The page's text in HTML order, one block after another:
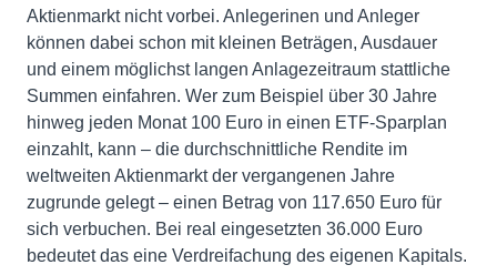
Aktienmarkt nicht vorbei. Anlegerinen und Anleger
können dabei schon mit kleinen Beträgen, Ausdauer
und einem möglichst langen Anlagezeitraum stattliche
Summen einfahren. Wer zum Beispiel über 30 Jahre
hinweg jeden Monat 100 Euro in einen ETF-Sparplan
einzahlt, kann – die durchschnittliche Rendite im
weltweiten Aktienmarkt der vergangenen Jahre
zugrunde gelegt – einen Betrag von 117.650 Euro für
sich verbuchen. Bei real eingesetzten 36.000 Euro
bedeutet das eine Verdreifachung des eigenen Kapitals.